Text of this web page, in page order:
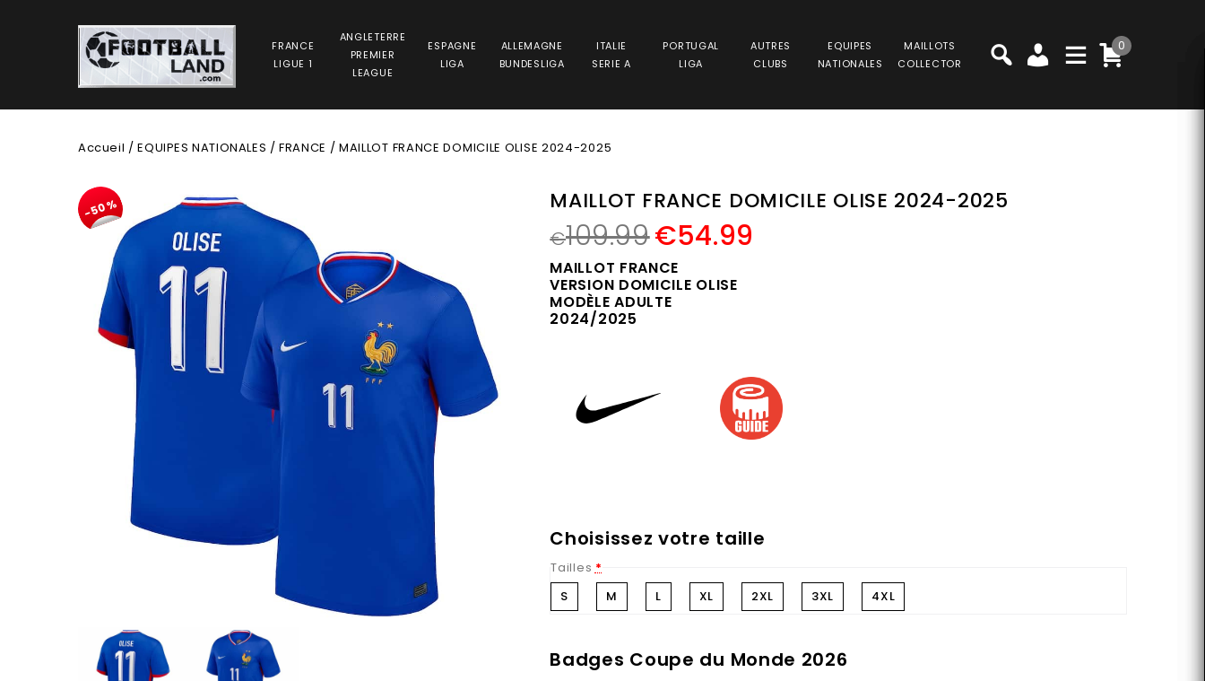
FRANCE
LIGUE 1
ANGLETERRE
PREMIER
LEAGUE
ESPAGNE
LIGA
ALLEMAGNE
BUNDESLIGA
ITALIE
SERIE A
PORTUGAL
LIGA
AUTRES
CLUBS
EQUIPES
NATIONALES
MAILLOTS
COLLECTOR
0
Accueil /EQUIPES NATIONALES /FRANCE / MAILLOT FRANCE DOMICILE OLISE 2024-2025
-50% MAILLOT FRANCE DOMICILE OLISE 2024-2025
€109.99€54.99
MAILLOT FRANCE
VERSION DOMICILE OLISE
MODÈLE ADULTE
2024/2025
Choisissez votre taille
Tailles *
S
M L XL 2XL 3XL 4XL
Badges Coupe du Monde 2026